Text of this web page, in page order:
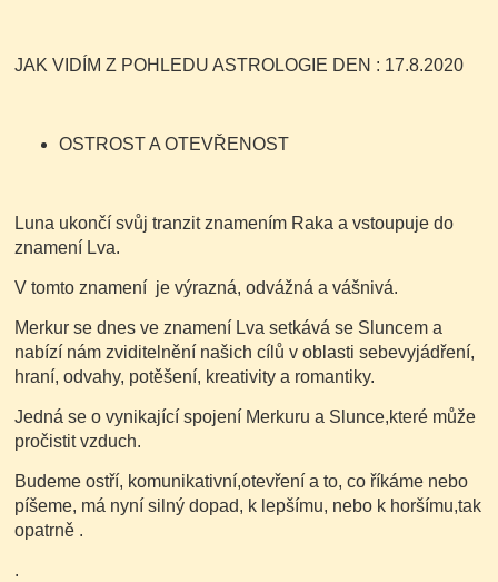
JAK VIDÍM Z POHLEDU ASTROLOGIE DEN : 17.8.2020
OSTROST A OTEVŘENOST
Luna ukončí svůj tranzit znamením Raka a vstoupuje do
znamení Lva.
V tomto znamení je výrazná, odvážná a vášnivá.
Merkur se dnes ve znamení Lva setkává se Sluncem a
nabízí nám zviditelnění našich cílů v oblasti sebevyjádření,
hraní, odvahy, potěšení, kreativity a romantiky.
Jedná se o vynikající spojení Merkuru a Slunce,které může
pročistit vzduch.
Budeme ostří, komunikativní,otevření a to, co říkáme nebo
píšeme, má nyní silný dopad, k lepšímu, nebo k horšímu,tak
opatrně .
.